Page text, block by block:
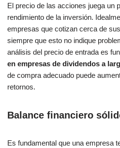
El precio de las acciones juega un
rendimiento de la inversión.
empresas que cotizan cerca de
siempre que esto no indique
análisis del precio de entrada es
en empresas de dividendos a
de compra adecuado puede
retornos.
Balance financiero
Es fundamental que una empresa